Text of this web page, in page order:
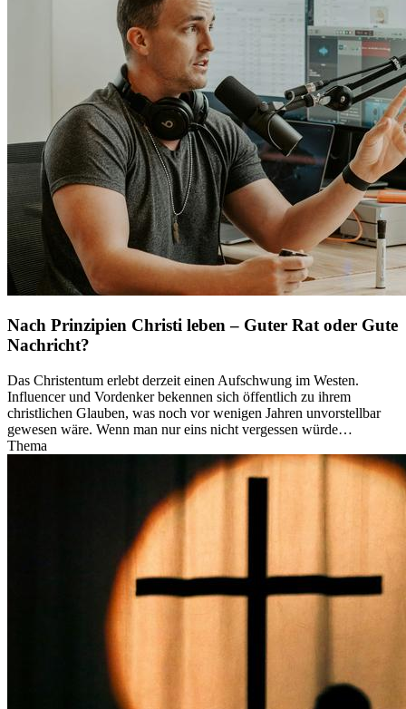
Nach Prinzipien Christi leben – Guter Rat oder Gute
Nachricht?
Das Christentum erlebt derzeit einen Aufschwung im Westen.
Influencer und Vordenker bekennen sich öffentlich zu ihrem
christlichen Glauben, was noch vor wenigen Jahren unvorstellbar
gewesen wäre. Wenn man nur eins nicht vergessen würde…
Thema